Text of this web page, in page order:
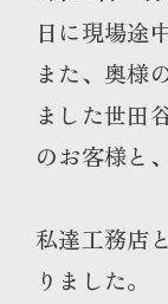
日に現場途
また、奥様
ました世田
のお客様と
私達工務店
りました。